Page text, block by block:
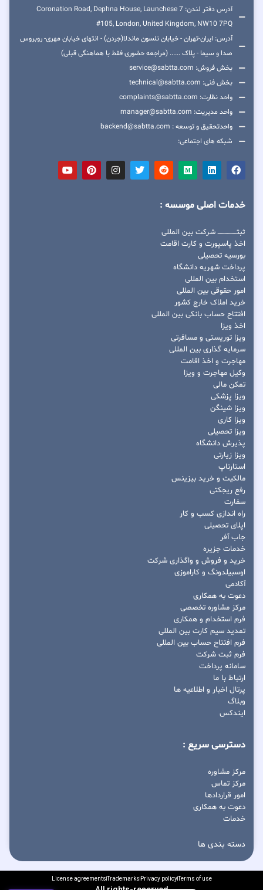
آدرس دفتر لندن: 7 Coronation Road, Dephna House, Launchese
#105, London, United Kingdom, NW10 7PQ
آدرس: ایران-تهران - خیابان نلسون ماندلا(جردن) - انتهای خیابان مهری- روبروس
صدا و سیما - پلاک ...... (مراجعه حضوری فقط با هماهنگی قبلی)
بخش فروش: service@sabtta.com
بخش فنی: technical@sabtta.com
واحد نظارت: complaints@sabtta.com
واحد مدیریت: manager@sabtta.com
واحدتحقیق و توسعه : backend@sabtta.com
شبکه های اجتماعی:
خدمات اصلی موسسه :
ثبتــــــــــــــــ شرکت بین المللی
اخذ پاسپورت و کارت اقامت
بورسیه تحصیلی
پرداخت شهریه دانشگاه
استخدام بین المللی
امور حقوقی بین المللی
خرید املاک خارج کشور
افتتاح حساب بانکی بین المللی
اخذ ویزا
ویزا توریستی و مسافرتی
سرمایه گذاری بین المللی
مهاجرت و اخذ اقامت
وکیل مهاجرت و ویزا
تمکن مالی
ویزا پزشکی
ویزا شینگن
ویزا کاری
ویزا تحصیلی
پذیرش دانشگاه
ویزا زیارتی
استارتاپ
مالکیت و خرید بیزینس
رفع ریجکتی
سفارت
راه اندازی کسب و کار
اپلای تحصیلی
جاب آفر
خدمات جزیره
خرید و فروش و واگذاری شرکت
اوسبیلدونگ و کاراموزی
آکادمی
دعوت به همکاری
مرکز مشاوره تخصصی
فرم استخدام و همکاری
تمدید سیم کارت بین المللی
فرم افتتاح حساب بین المللی
فرم ثبت شرکت
سامانه پرداخت
ارتباط با ما
پرتال اخبار و اطلاعیه ها
وبلاگ
ایندکس
دسترسی سریع :
مرکز مشاوره
مرکز تماس
امور قراردادها
دعوت به همکاری
خدمات
دسته بندی ها
Terms of use
Privacy policy
Trademarks
License agreements